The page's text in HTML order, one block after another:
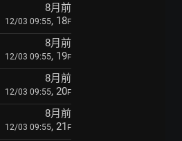
8月前
12/03 09:55, 18F
8月前
12/03 09:55, 19F
8月前
12/03 09:55, 20F
8月前
12/03 09:55, 21 F